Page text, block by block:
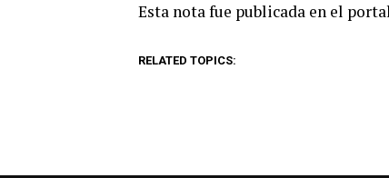
Esta nota fue publicada en el
RELATED TOPICS: